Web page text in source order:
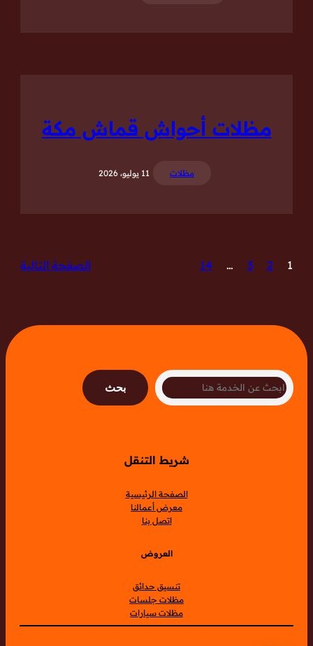
مظلات أحواش قماش مكة
مظلات 11 يوليو، 2026
1
2
3
…
14 الصفحة التالية
Search
بحث
شريط التنقل
الصفحة الرئيسية
معرض أعمالنا
اتصل بنا
العروض
تنسيق حدائق
مظلات جلسات
مظلات سيارات